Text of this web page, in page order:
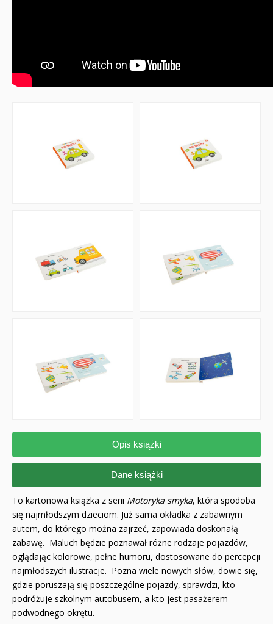
Opis książki
Dane książki
To kartonowa książka z serii Motoryka smyka, która spodoba
się najmłodszym dzieciom. Już sama okładka z zabawnym
autem, do którego można zajrzeć, zapowiada doskonałą
zabawę. Maluch będzie poznawał różne rodzaje pojazdów,
oglądając kolorowe, pełne humoru, dostosowane do percepcji
najmłodszych ilustracje. Pozna wiele nowych słów, dowie się,
gdzie poruszają się poszczególne pojazdy, sprawdzi, kto
podróżuje szkolnym autobusem, a kto jest pasażerem
podwodnego okrętu.